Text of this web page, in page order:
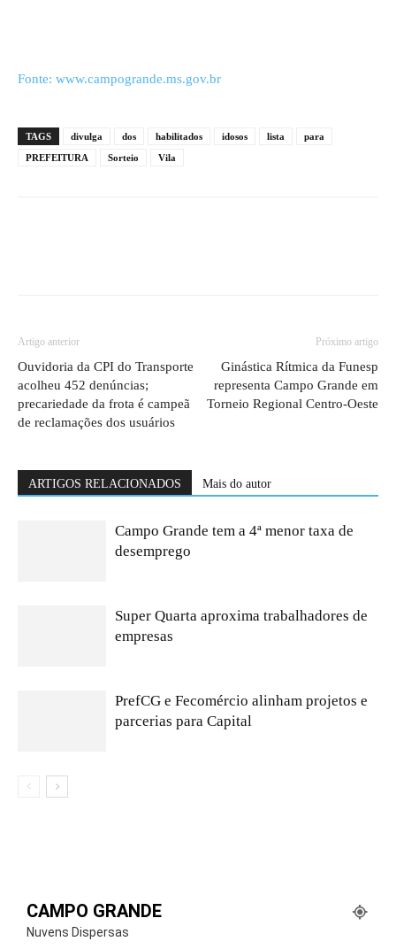
Fonte: www.campogrande.ms.gov.br
TAGS divulga dos habilitados idosos lista
para
PREFEITURA
Sorteio Vila
Artigo anterior
Ouvidoria da CPI do Transporte
acolheu 452 denúncias;
precariedade da frota é campeã
de reclamações dos usuários
Próximo artigo
Ginástica Rítmica da Funesp
representa Campo Grande em
Torneio Regional Centro-Oeste
ARTIGOS RELACIONADOS Mais do autor
Campo Grande tem a 4ª menor taxa de
desemprego
Super Quarta aproxima trabalhadores de
empresas
PrefCG e Fecomércio alinham projetos e
parcerias para Capital
CAMPO GRANDE
Nuvens Dispersas